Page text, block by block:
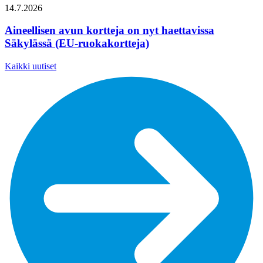
14.7.2026
Aineellisen avun kortteja on nyt haettavissa
Säkylässä (EU-ruokakortteja)
Kaikki uutiset